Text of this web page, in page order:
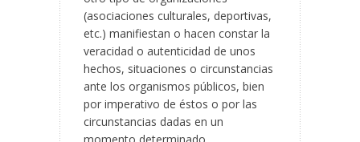
(asociaciones culturales, deportivas,
etc.) manifiestan o hacen constar la
veracidad o autenticidad de unos
hechos, situaciones o circunstancias
ante los organismos públicos, bien
por imperativo de éstos o por las
circunstancias dadas en un